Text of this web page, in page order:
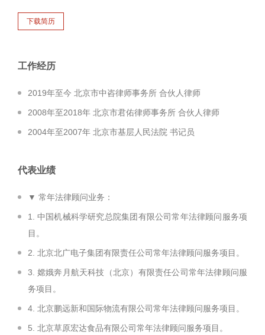
工作经历
2019年至今 北京市中咨律师事务所 合伙人律师
2008年至2018年 北京市君佑律师事务所 合伙人律师
2004年至2007年 北京市基层人民法院 书记员
代表业绩
▼ 常年法律顾问业务：
1. 中国机械科学研究总院集团有限公司常年法律顾问服务项
目。
2. 北京北广电子集团有限责任公司常年法律顾问服务项目。
3. 嫦娥奔月航天科技（北京）有限责任公司常年法律顾问服
务项目。
4. 北京鹏远新和国际物流有限公司常年法律顾问服务项目。
5. 北京草原宏达食品有限公司常年法律顾问服务项目。